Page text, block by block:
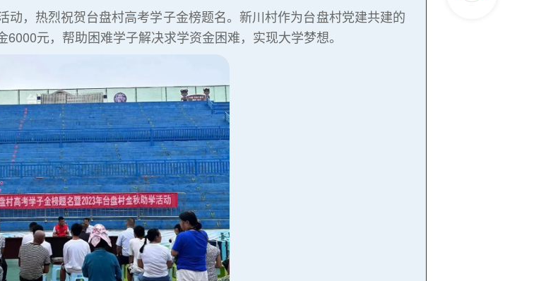
动，热烈祝贺台盘村高考学子金榜题名。新川村作为台盘村党建共建的
元，帮助困难学子解决求学资金困难，实现大学梦想。